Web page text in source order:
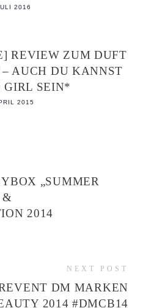
2016
REVIEW ZUM DUFT
– AUCH DU KANNST
GIRL SEIN*
2015
„SUMMER
&
2014
NEXT POST
DM MARKEN
2014 #DMCB14